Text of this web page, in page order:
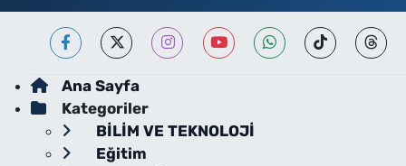
Ana Sayfa
Kategoriler
BİLİM VE TEKNOLOJİ
Eğitim